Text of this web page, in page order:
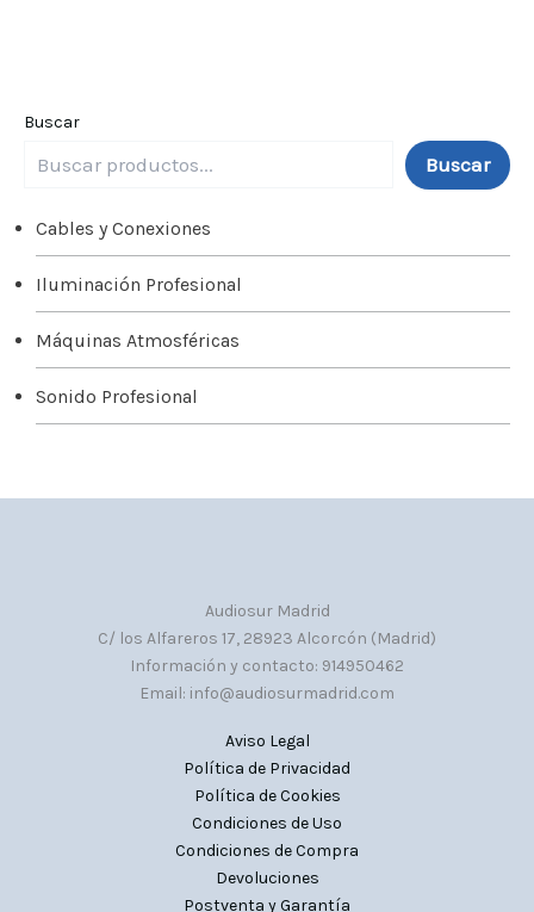
Buscar
Buscar
Cables y Conexiones
Iluminación Profesional
Máquinas Atmosféricas
Sonido Profesional
Audiosur Madrid
C/ los Alfareros 17, 28923 Alcorcón (Madrid)
Información y contacto: 914950462
Email: info@audiosurmadrid.com
Aviso Legal
Política de Privacidad
Política de Cookies
Condiciones de Uso
Condiciones de Compra
Devoluciones
Postventa y Garantía